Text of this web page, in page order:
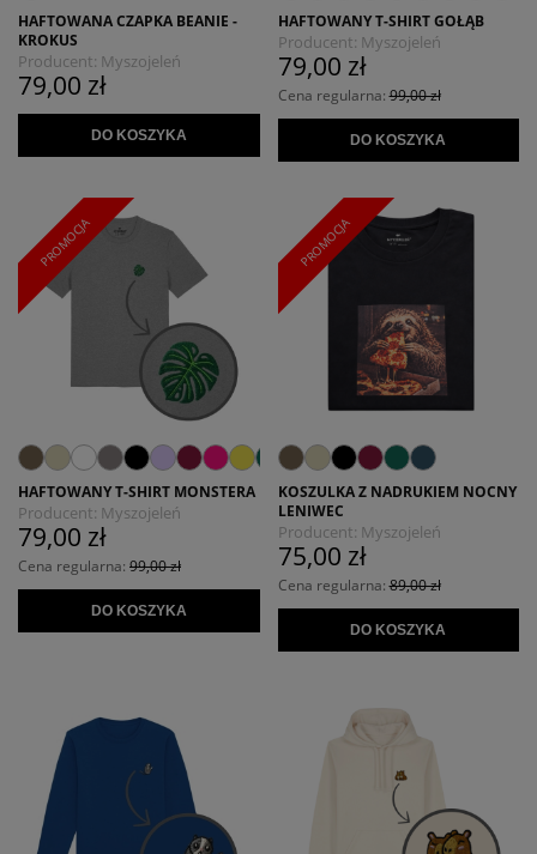
HAFTOWANA CZAPKA BEANIE -
KROKUS
Producent: Myszojeleń
79,00 zł
DO KOSZYKA
HAFTOWANY T-SHIRT GOŁĄB
Producent: Myszojeleń
79,00 zł
Cena regularna:99,00 zł
DO KOSZYKA
HAFTOWANY T-SHIRT MONSTERA
Producent: Myszojeleń
79,00 zł
Cena regularna: 99,00 zł
DO KOSZYKA
PROMOCJA
KOSZULKA Z NADRUKIEM NOCNY
LENIWEC
Producent: Myszojeleń
75,00 zł
Cena regularna:89,00 zł
DO KOSZYKA
PROMOCJA